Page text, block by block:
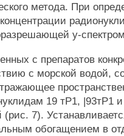
метода. При
у-
с препаратов
с морской водой,
19 тР1, |93тР1
(рис. 7).
обогащением в